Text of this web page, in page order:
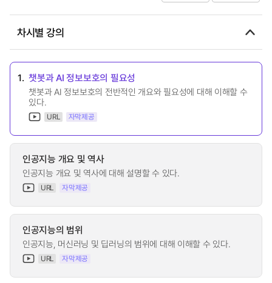
차시별 강의
1. 챗봇과 AI 정보보호의 필요성
챗봇과 AI 정보보호의 전반적인 개요와 필요성에 대해 이해할 수
있다.
URL 자막제공
인공지능 개요 및 역사
인공지능 개요 및 역사에 대해 설명할 수 있다.
URL 자막제공
인공지능의 범위
인공지능, 머신러닝 및 딥러닝의 범위에 대해 이해할 수 있다.
URL 자막제공